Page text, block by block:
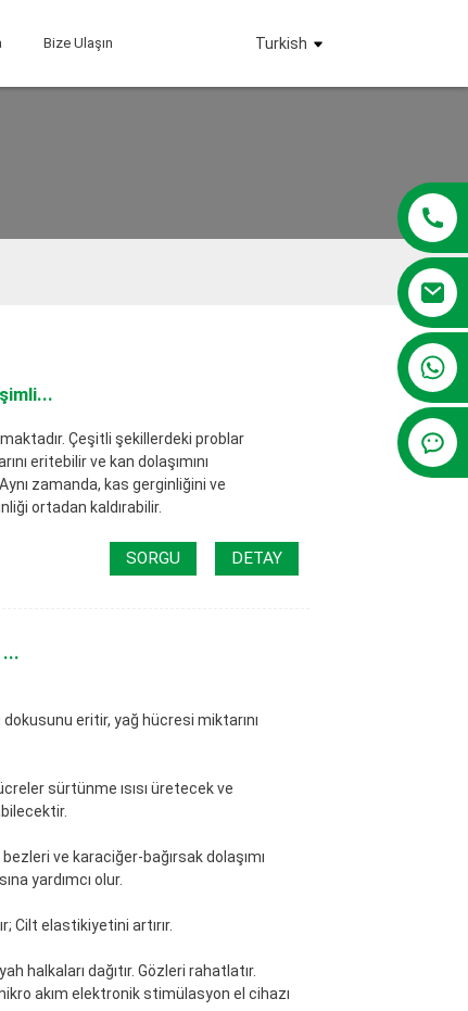
Bize Ulaşın Turkish
Çeşitli şekillerdeki problar
eritebilir ve kan dolaşımını
zamanda, kas gerginliğini ve
ortadan kaldırabilir.
SORGU DETAY
eritir, yağ hücresi miktarını
sürtünme ısısı üretecek ve
ve karaciğer-bağırsak dolaşımı
yardımcı olur.
Cilt elastikiyetini artırır.
halkaları dağıtır. Gözleri rahatlatır.
akım elektronik stimülasyon el cihazı